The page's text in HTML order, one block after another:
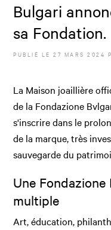
Bulgari
sa Fondation.
PUBLIÉ LE27 MARS 2024
La Maison joaillière
de la Fondazione
s'inscrire dans le
de la marque, très
sauvegarde du
Une
multiple
Art, éducation,